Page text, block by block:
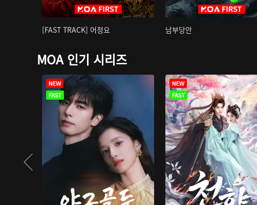
[FAST TRACK] 어정요 남부당안
MOA 인기 시리즈